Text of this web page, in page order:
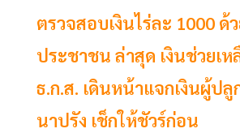
ตรวจสอบเงินไร่ละ 1000 ด้
ประชาชน ล่าสุด เงินช่วยเห
ธ.ก.ส. เดินหน้าแจกเงินผู้ป
นาปรัง เช็กให้ชัวร์ก่อน